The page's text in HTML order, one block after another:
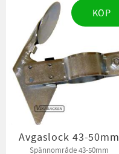
Avgaslock 43-50mm
Spännområde 43-50mm
KÖP